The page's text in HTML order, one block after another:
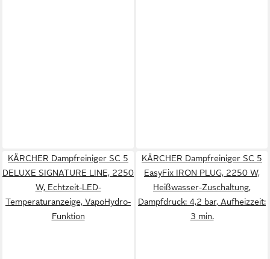
KÄRCHER Dampfreiniger SC 5
DELUXE SIGNATURE LINE, 2250
W, Echtzeit-LED-
Temperaturanzeige, VapoHydro-
Funktion
KÄRCHER Dampfreiniger SC 5
EasyFix IRON PLUG, 2250 W,
Heißwasser-Zuschaltung,
Dampfdruck: 4,2 bar, Aufheizzeit:
3 min.